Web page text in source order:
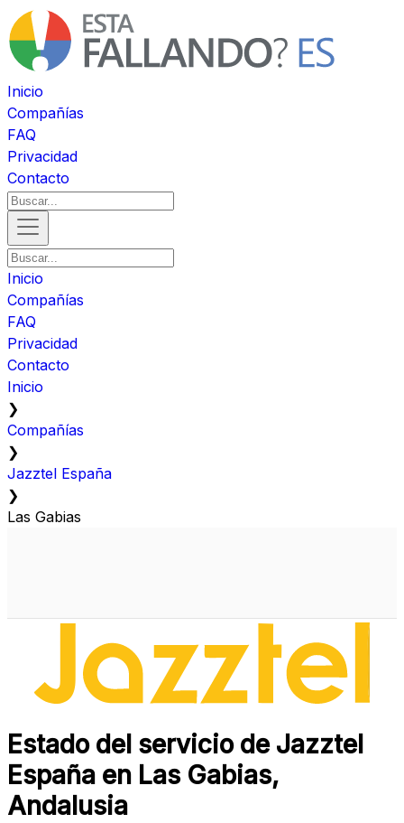
Inicio
Compañías
FAQ
Privacidad
Contacto
Inicio
Compañías
FAQ
Privacidad
Contacto
Inicio
❯
Compañías
❯
Jazztel España
❯
Las Gabias
Estado del servicio de Jazztel
España en Las Gabias,
Andalusia